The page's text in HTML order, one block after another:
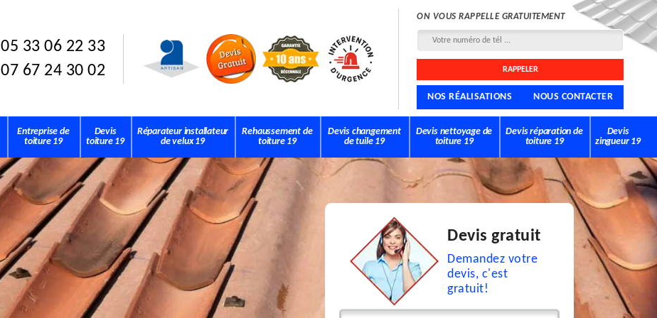
05 33 06 22 33
07 67 24 30 02
ON VOUS RAPPELLE GRATUITEMENT
NOS RÉALISATIONS NOUS CONTACTER
Entreprise de
toiture 19
Devis
toiture 19
Réparateur installateur
de velux 19
Rehaussement de
toiture 19
Devis changement
de tuile 19
Devis nettoyage de
toiture 19
Devis réparation de
toiture 19
Devis
zingueur 19
Devis gratuit
Demandez votre
devis, c'est
gratuit!